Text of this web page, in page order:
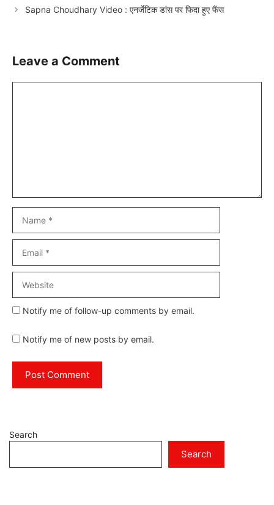
Sapna Choudhary Video : एनर्जेटिक डांस पर फिदा हुए फैंस
Leave a Comment
Notify me of follow-up comments by email.
Notify me of new posts by email.
Search
Search